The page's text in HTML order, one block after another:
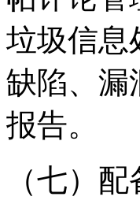
垃圾信息
缺陷、漏
报告。
（七）